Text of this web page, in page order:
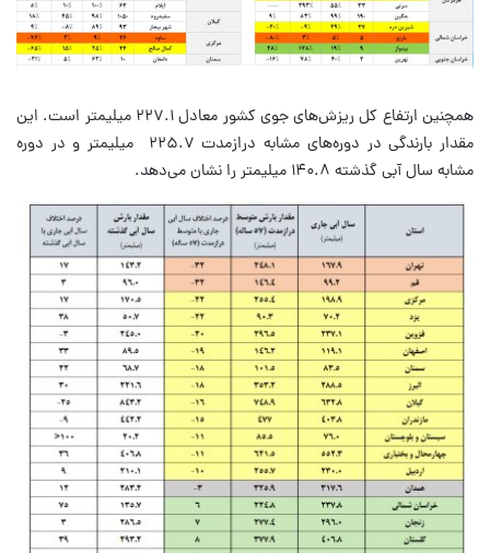
همچنین ارتفاع کل ریزش‌های جوی کشور معادل ۲۲۷.۱ میلیمتر است. این
مقدار بارندگی در دوره‌های مشابه درازمدت ۲۲۵.۷ میلیمتر و در دوره
مشابه سال آبی گذشته ۱۴۰.۸ میلیمتر را نشان می‌دهد.